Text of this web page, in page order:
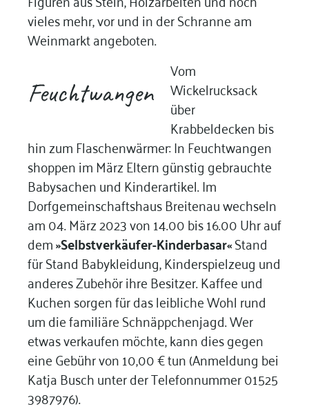
vieles mehr, vor und in der Schranne am
Weinmarkt angeboten.
Feuchtwangen
Vom
Wickelrucksack
über
Krabbeldecken bis
hin zum Flaschenwärmer: In Feuchtwangen
shoppen im März Eltern günstig gebrauchte
Babysachen und Kinderartikel. Im
Dorfgemeinschaftshaus Breitenau wechseln
am 04. März 2023 von 14.00 bis 16.00 Uhr auf
dem»Selbstverkäufer-Kinderbasar«Stand
für Stand Babykleidung, Kinderspielzeug und
anderes Zubehör ihre Besitzer. Kaffee und
Kuchen sorgen für das leibliche Wohl rund
um die familiäre Schnäppchenjagd. Wer
etwas verkaufen möchte, kann dies gegen
eine Gebühr von 10,00 € tun (Anmeldung bei
Katja Busch unter der Telefonnummer 01525
3987976).